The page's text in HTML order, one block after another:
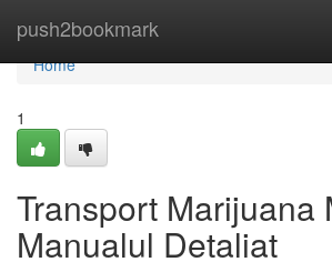
push2bookmark
Home
Home
1
Transport Marijuana
Manualul Detaliat